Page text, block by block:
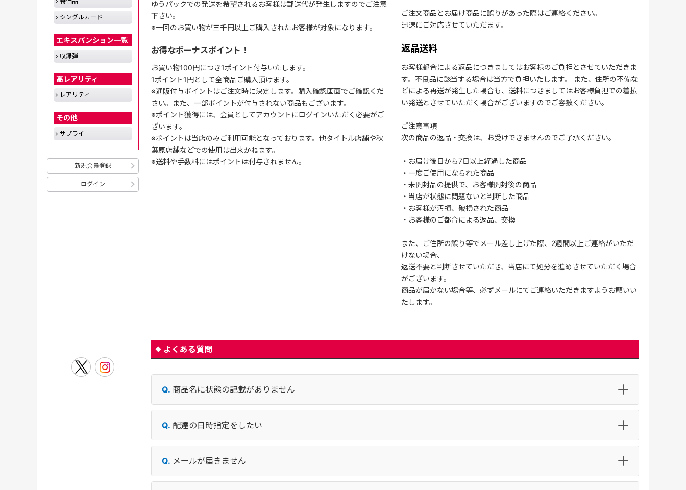
ゆうパックでの発送を希望されるお客様は郵送代が発生しますのでご注意
下さい。
※一回のお買い物が三千円以上ご購入されたお客様が対象になります。
お得なボーナスポイント！
お買い物100円につき1ポイント付与いたします。
1ポイント1円として全商品ご購入頂けます。
※通販付与ポイントはご注文時に決定します。購入確認画面でご確認くだ
さい。また、一部ポイントが付与されない商品もございます。
※ポイント獲得には、会員としてアカウントにログインいただく必要がご
ざいます。
※ポイントは当店のみご利用可能となっております。他タイトル店舗や秋
葉原店舗などでの使用は出来かねます。
※送料や手数料にはポイントは付与されません。
ご注文商品とお届け商品に誤りがあった際はご連絡ください。
迅速にご対応させていただます。
返品送料
お客様都合による返品につきましてはお客様のご負担とさせていただきま
す。不良品に該当する場合は当方で負担いたします。 また、住所の不備な
どによる再送が発生した場合も、送料につきましてはお客様負担での着払
い発送とさせていただく場合がございますのでご容赦ください。
ご注意事項
次の商品の返品・交換は、お受けできませんのでご了承ください。
・お届け後日から7日以上経過した商品
・一度ご使用になられた商品
・未開封品の提供で、お客様開封後の商品
・当店が状態に問題ないと判断した商品
・お客様が汚損、破損された商品
・お客様のご都合による返品、交換
また、ご住所の誤り等でメール差し上げた際、2週間以上ご連絡がいただ
けない場合、
返送不要と判断させていただき、当店にて処分を進めさせていただく場合
がございます。
商品が届かない場合等、必ずメールにてご連絡いただきますようお願いい
たします。
よくある質問
商品名に状態の記載がありません
配達の日時指定をしたい
メールが届きません
シングルカード
エキスパンション一覧
収録弾
高レアリティ
レアリティ
その他
サプライ
新規会員登録
ログイン